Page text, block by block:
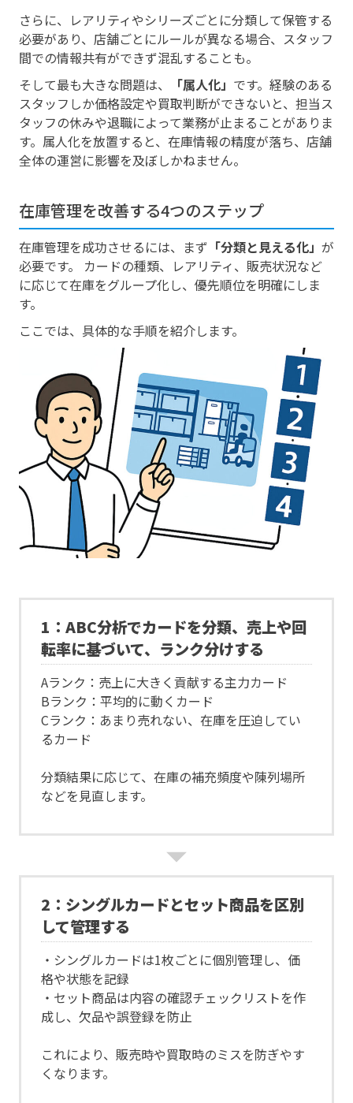
さらに、レアリティやシリーズごとに分類して保管する
必要があり、店舗ごとにルールが異なる場合、スタッフ
間での情報共有ができず混乱することも。
そして最も大きな問題は、
「属人化」 です。経験のある
スタッフしか価格設定や買取判断ができないと、担当ス
タッフの休みや退職によって業務が止まることがありま
す。属人化を放置すると、在庫情報の精度が落ち、店舗
全体の運営に影響を及ぼしかねません。
在庫管理を改善する4つのステップ
在庫管理を成功させるには、まず 「分類と見える化」 が
必要です。 カードの種類、レアリティ、販売状況など
に応じて在庫をグループ化し、優先順位を明確にしま
す。
ここでは、具体的な手順を紹介します。
1：ABC分析でカードを分類、売上や回
転率に基づいて、ランク分けする
Aランク：売上に大きく貢献する主力カード
Bランク：平均的に動くカード
Cランク：あまり売れない、在庫を圧迫してい
るカード
分類結果に応じて、在庫の補充頻度や陳列場所
などを見直します。
2： シングルカードとセット商品を区別
して管理する
・シングルカードは1枚ごとに個別管理し、価
格や状態を記録
・セット商品は内容の確認チェックリストを作
成し、欠品や誤登録を防止
これにより、販売時や買取時のミスを防ぎやす
くなります。